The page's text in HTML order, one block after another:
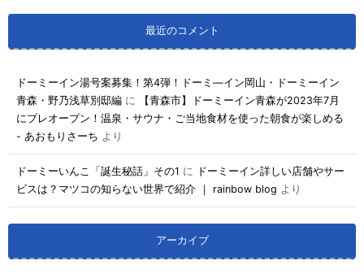
最近のコメント
ドーミーイン湯号案募集！第4弾！ドーミ―イン岡山・ドーミーイン
青森・野乃浅草別邸編 に
【青森市】ドーミーイン青森が2023年7月
にプレオープン！温泉・サウナ・ご当地食材を使った朝食が楽しめる
- あおもりさーち より
ドーミーいんこ「誕生秘話」その1 に
ドーミーイン詳しい店舗やサー
ビスは？マツコの知らない世界で紹介 ｜ rainbow blog より
アーカイブ